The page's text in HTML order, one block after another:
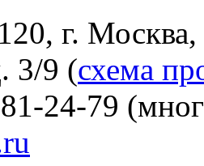
г.
3/9 (схема
24-79